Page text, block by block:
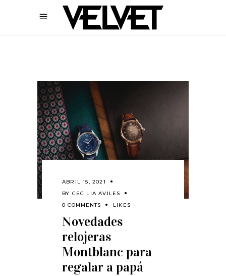
ABRIL 15, 2021
BY CECILIA AVILES
0 COMMENTS
LIKES
Novedades
relojeras
Montblanc para
regalar a papá